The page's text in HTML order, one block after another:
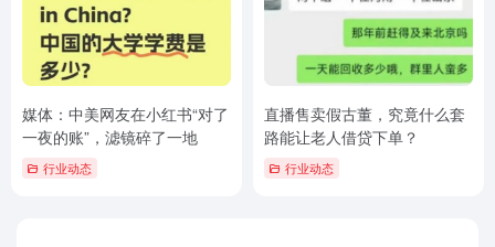
媒体：中美网友在小红书“对了
一夜的账”，滤镜碎了一地
行业动态
直播售卖假古董，究竟什么套
路能让老人借贷下单？
行业动态